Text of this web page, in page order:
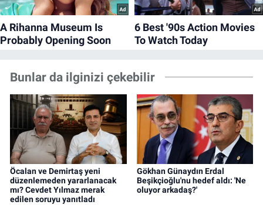
Bunlar da ilginizi çekebilir
Öcalan ve Demirtaş yeni
düzenlemeden yararlanacak
mı? Cevdet Yılmaz merak
edilen soruyu yanıtladı
Gökhan Günaydın Erdal
Beşikçioğlu'nu hedef aldı: 'Ne
oluyor arkadaş?'